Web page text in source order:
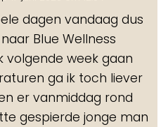
dagen vandaag dus
Blue Wellness
volgende week gaan
ga ik toch liever
er vanmiddag rond
gespierde jonge man